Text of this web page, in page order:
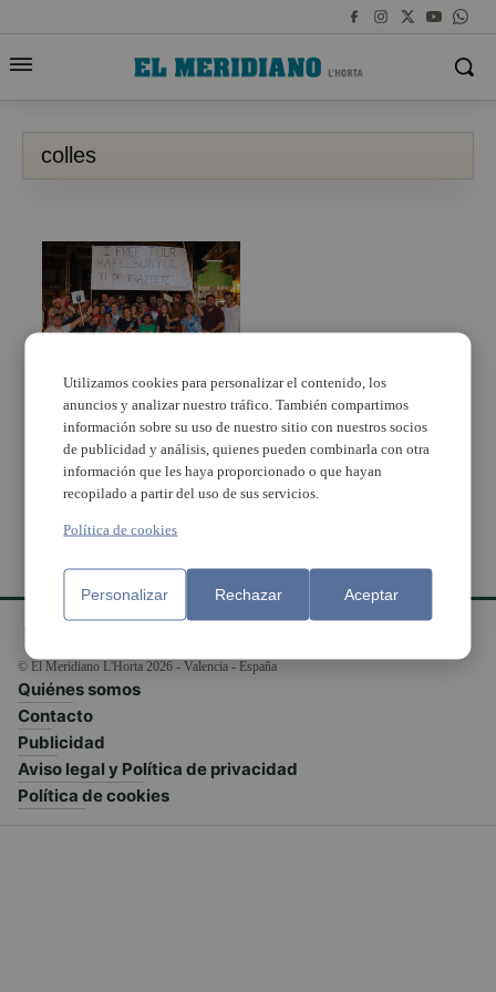
colles
Rafelbunyol celebra el
seu I Concurs de Sopar
de Colles
© El Meridiano L'Horta 2026 - Valencia - España
Quiénes somos
Contacto
Publicidad
Aviso legal y Política de privacidad
Política de cookies
Utilizamos cookies para personalizar el contenido, los
anuncios y analizar nuestro tráfico. También compartimos
información sobre su uso de nuestro sitio con nuestros socios
de publicidad y análisis, quienes pueden combinarla con otra
información que les haya proporcionado o que hayan
recopilado a partir del uso de sus servicios.
Política de cookies
Personalizar Rechazar Aceptar